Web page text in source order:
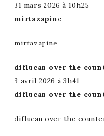
31 mars 2026 à 10h25
mirtazapine
mirtazapine
diflucan over the
3 avril 2026 à 3h41
diflucan over the
diflucan over the